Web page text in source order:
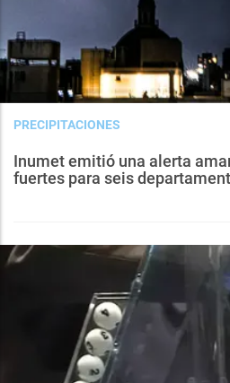
PRECIPITACIONES
Inumet emitió una alerta
fuertes para seis